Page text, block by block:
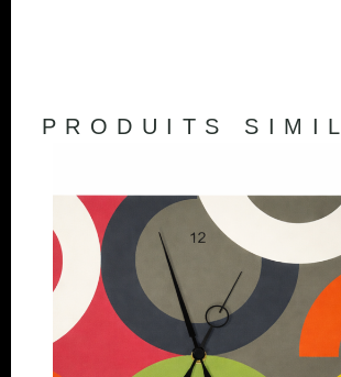
PRODUITS